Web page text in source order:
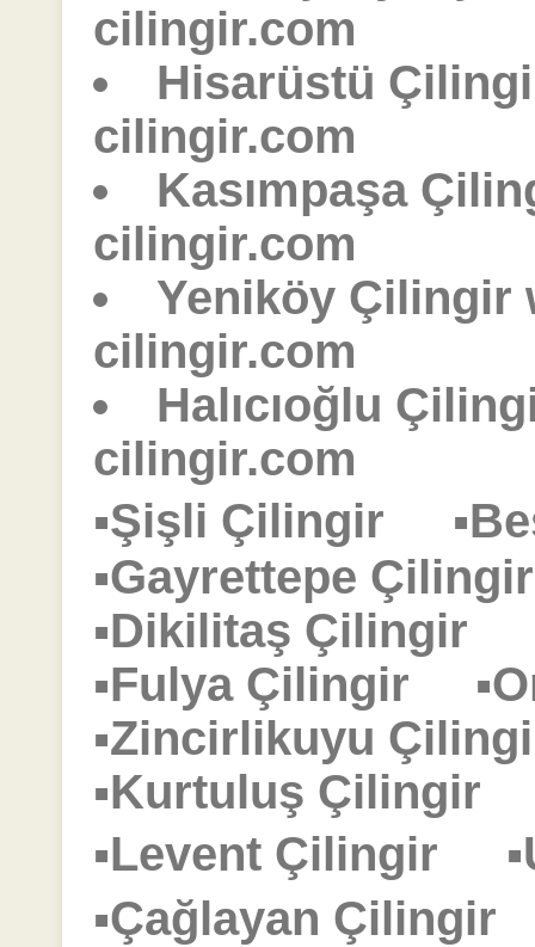
cilingir.com
Hisarüstü
cilingir.com
Kasımpaşa
cilingir.com
Yeniköy Çilingir
cilingir.com
Halıcıoğlu
cilingir.com
▪Şişli Çilingir
▪Gayrettepe
▪Dikilitaş Çilingir
▪Fulya Çilingir
▪Zincirlikuyu
▪Kurtuluş
▪Levent Çilingir
▪Çağlayan